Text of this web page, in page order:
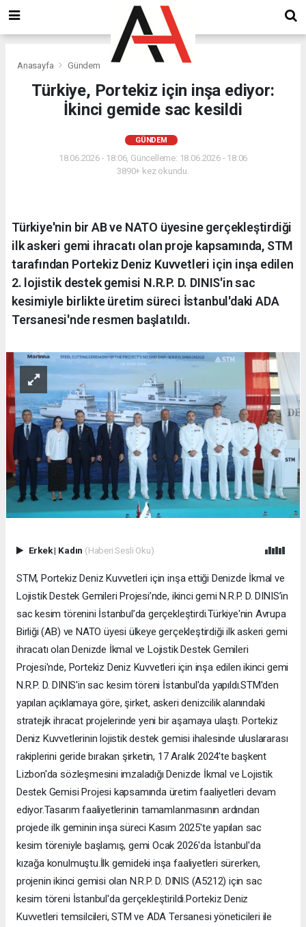
Anasayfa Gündem
Türkiye, Portekiz için inşa ediyor:
İkinci gemide sac kesildi
GÜNDEM
18.06.2026 - 18:06, Güncelleme: 18.06.2026 - 18:06
3890+ kez okundu.
Türkiye'nin bir AB ve NATO üyesine gerçekleştirdiği
ilk askeri gemi ihracatı olan proje kapsamında, STM
tarafından Portekiz Deniz Kuvvetleri için inşa edilen
2. lojistik destek gemisi N.R.P. D. DINIS'in sac
kesimiyle birlikte üretim süreci İstanbul'daki ADA
Tersanesi'nde resmen başlatıldı.
Erkek| Kadın (Haberi Sesli Oku)
STM, Portekiz Deniz Kuvvetleri için inşa ettiği Denizde İkmal ve
Lojistik Destek Gemileri Projesi’nde, ikinci gemi N.R.P. D. DINIS’in
sac kesim törenini İstanbul’da gerçekleştirdi.Türkiye'nin Avrupa
Birliği (AB) ve NATO üyesi ülkeye gerçekleştirdiği ilk askeri gemi
ihracatı olan Denizde İkmal ve Lojistik Destek Gemileri
Projesi'nde, Portekiz Deniz Kuvvetleri için inşa edilen ikinci gemi
N.R.P. D. DINIS'in sac kesim töreni İstanbul'da yapıldı.STM'den
yapılan açıklamaya göre, şirket, askeri denizcilik alanındaki
stratejik ihracat projelerinde yeni bir aşamaya ulaştı. Portekiz
Deniz Kuvvetlerinin lojistik destek gemisi ihalesinde uluslararası
rakiplerini geride bırakan şirketin, 17 Aralık 2024'te başkent
Lizbon'da sözleşmesini imzaladığı Denizde İkmal ve Lojistik
Destek Gemisi Projesi kapsamında üretim faaliyetleri devam
ediyor.Tasarım faaliyetlerinin tamamlanmasının ardından
projede ilk geminin inşa süreci Kasım 2025'te yapılan sac
kesim töreniyle başlamış, gemi Ocak 2026'da İstanbul'da
kızağa konulmuştu.İlk gemideki inşa faaliyetleri sürerken,
projenin ikinci gemisi olan N.R.P. D. DINIS (A5212) için sac
kesim töreni İstanbul'da gerçekleştirildi.Portekiz Deniz
Kuvvetleri temsilcileri, STM ve ADA Tersanesi yöneticileri ile